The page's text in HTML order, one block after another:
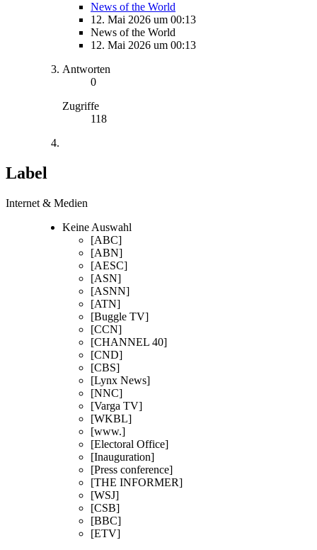
News of the World
12. Mai 2026 um 00:13
News of the World
12. Mai 2026 um 00:13
Antworten
0
Zugriffe
118
Label
Internet & Medien
Keine Auswahl
[ABC]
[ABN]
[AESC]
[ASN]
[ASNN]
[ATN]
[Buggle TV]
[CCN]
[CHANNEL 40]
[CND]
[CBS]
[Lynx News]
[NNC]
[Varga TV]
[WKBL]
[www.]
[Electoral Office]
[Inauguration]
[Press conference]
[THE INFORMER]
[WSJ]
[CSB]
[BBC]
[ETV]